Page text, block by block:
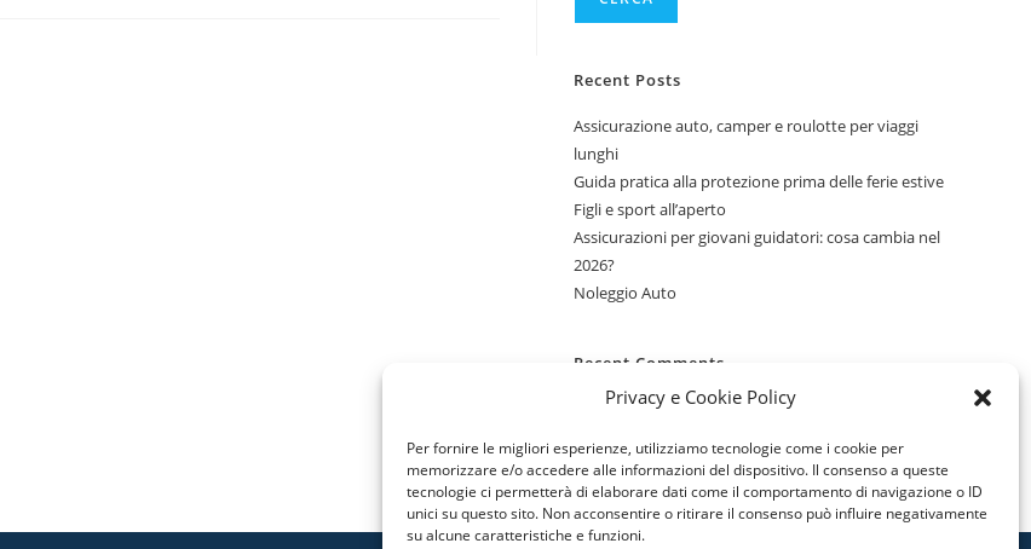
Privacy e Cookie Policy
Per fornire le migliori esperienze, utilizziamo tecnologie come i cookie per
memorizzare e/o accedere alle informazioni del dispositivo. Il consenso a queste
tecnologie ci permetterà di elaborare dati come il comportamento di navigazione o ID
unici su questo sito. Non acconsentire o ritirare il consenso può influire negativamente
su alcune caratteristiche e funzioni.
Recent Posts
Assicurazione auto, camper e roulotte per viaggi
lunghi
Guida pratica alla protezione prima delle ferie estive
Figli e sport all’aperto
Assicurazioni per giovani guidatori: cosa cambia nel
2026?
Noleggio Auto
Recent Comments
Nessun commento da mostrare.